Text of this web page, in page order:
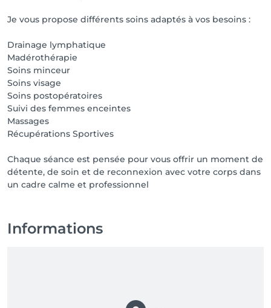
Je vous propose différents soins adaptés à vos besoins :
Drainage lymphatique
Madérothérapie
Soins minceur
Soins visage
Soins postopératoires
Suivi des femmes enceintes
Massages
Récupérations Sportives
Chaque séance est pensée pour vous offrir un moment de
détente, de soin et de reconnexion avec votre corps dans
un cadre calme et professionnel
Informations